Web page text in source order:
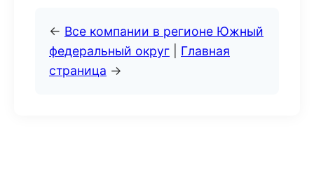
← Все компании в регионе Южный
федеральный округ
Главная
страница →